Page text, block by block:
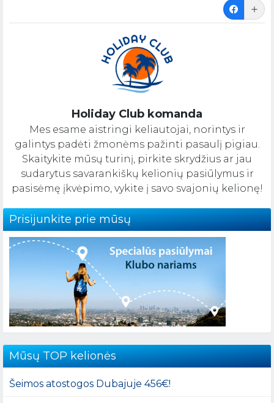
Holiday Club komanda
Mes esame aistringi keliautojai, norintys ir
galintys padėti žmonėms pažinti pasaulį pigiau.
Skaitykite mūsų turinį, pirkite skrydžius ar jau
sudarytus savarankiškų kelionių pasiūlymus ir
pasisėmę įkvėpimo, vykite į savo svajonių kelionę!
Prisijunkite prie mūsų
Mūsų TOP kelionės
Šeimos atostogos Dubajuje 456€!